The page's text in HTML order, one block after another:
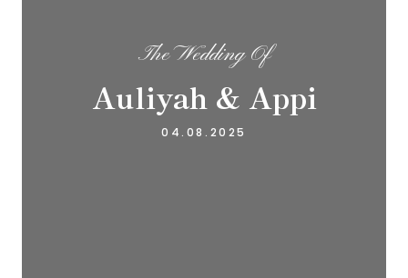
The Wedding Of
Auliyah & Appi
04.08.2025